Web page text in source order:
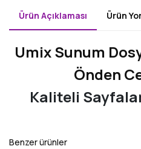
Ürün Açıklaması Ürün
Umix Sunum
Önden
Kaliteli
Benzer ürünler